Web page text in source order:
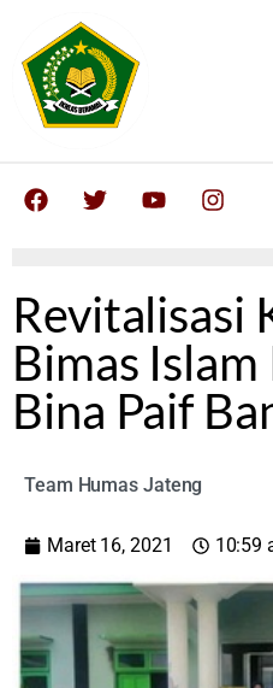
Revitalisasi
Bimas Islam
Bina Paif
Team Humas Jateng
Maret 16, 2021 10:59